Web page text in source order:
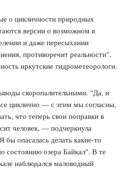
о цикличности природных
версии о возможном в
и даже пересыхании
противоречит реальности",
иркутские гидрометеорологи.
скоропалительными. "Да, и
циклично — с этим мы согласны,
что теперь свои поправки в
человек, — подчеркнула
бы опасалась делать какие-то
состоянию озера Байкал". В те
наблюдался маловодный